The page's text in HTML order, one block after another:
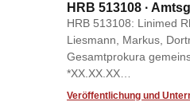
HRB 513108 ·
HRB 513108: Linimed
Liesmann, Markus,
Gesamtprokura
*XX.XX.XX…
Veröffentlichung und